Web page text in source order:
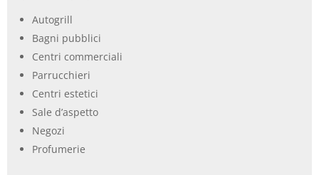
Autogrill
Bagni pubblici
Centri commerciali
Parrucchieri
Centri estetici
Sale d’aspetto
Negozi
Profumerie